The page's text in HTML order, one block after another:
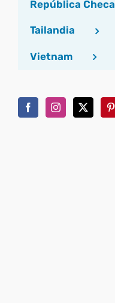
República Checa
Tailandia
Vietnam